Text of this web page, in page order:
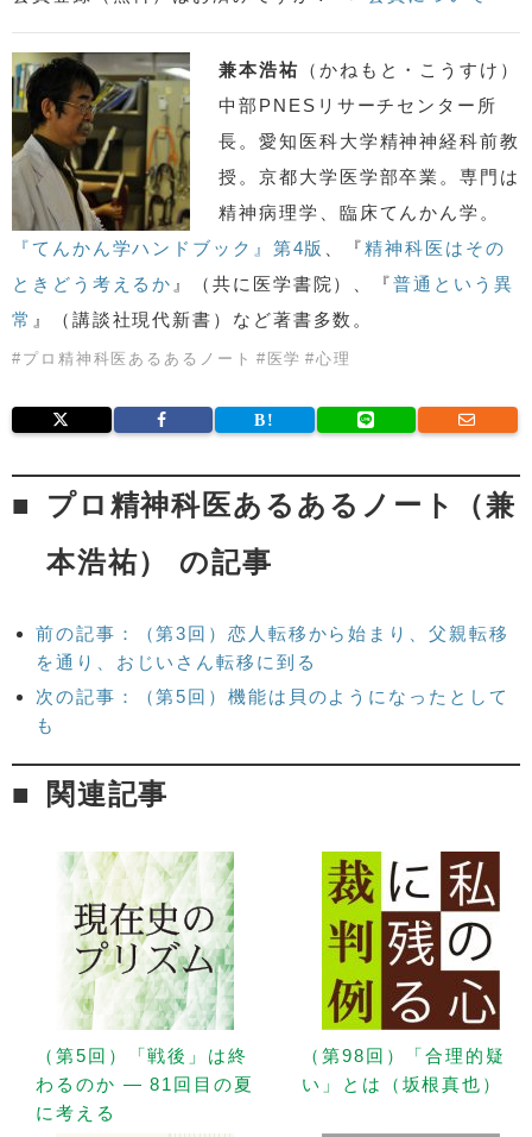
兼本浩祐 （かねもと・こうすけ）
中部PNESリサーチセンター所
長。愛知医科大学精神神経科前教
授。京都大学医学部卒業。専門は
精神病理学、臨床てんかん学。
『てんかん学ハンドブック』第4版
、『精神科医はその
ときどう考えるか 』（共に医学書院）、『普通という異
常 』（講談社現代新書）など著書多数。
# プロ精神科医あるあるノート # 医学 #心理
プロ精神科医あるあるノート（兼
本浩祐） の記事
前の記事：（第3回）恋人転移から始まり、父親転移
を通り、おじいさん転移に到る
次の記事：（第5回）機能は貝のようになったとして
も
関連記事
（第5回）「戦後」は終
わるのか — 81回目の夏
に考える
（第98回）「合理的疑
い」とは（坂根真也）